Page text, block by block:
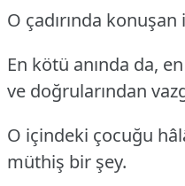
O çadırında
En kötü anında da,
ve doğrularından
O içindeki çocuğu
müthiş bir şey.